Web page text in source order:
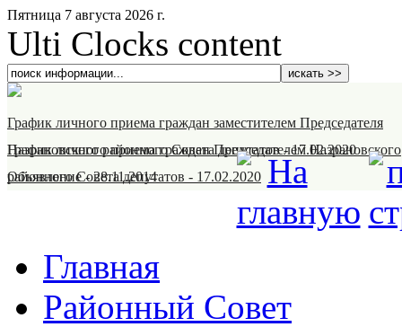
Пятница 7 августа 2026 г.
Ulti Clocks content
График личного приема граждан заместителем Председателя
Назрановского районного Совета депутатов-17.02.2020
График личного приема граждан Председателем Назрановского
районного Совета депутатов - 17.02.2020
Объявление-28.11.2014
Главная
Районный Совет